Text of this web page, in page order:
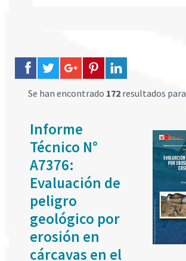
Se han encontrado 172 resultados para
Informe
Técnico N°
A7376:
Evaluación de
peligro
geológico por
erosión en
cárcavas en el